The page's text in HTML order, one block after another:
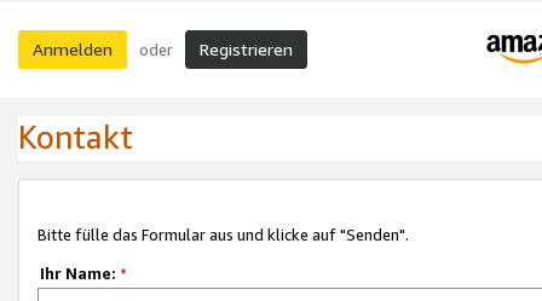
Anmelden oder Registrieren
Kontakt
Bitte fülle das Formular aus und klicke auf "Senden".
Ihr Name: *